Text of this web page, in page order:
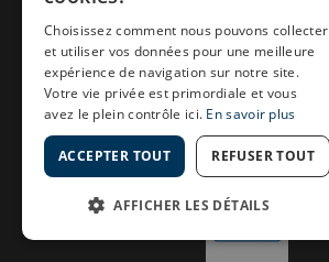
Choisissez comment nous pouvons collecter
et utiliser vos données pour une meilleure
expérience de navigation sur notre site.
Votre vie privée est primordiale et vous
avez le plein contrôle ici. En savoir plus
ACCEPTER TOUT REFUSER TOUT
AFFICHER LES DÉTAILS